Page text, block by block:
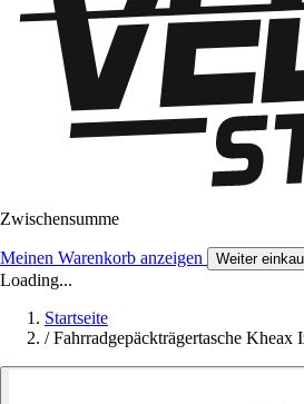
Zwischensumme
Meinen Warenkorb anzeigen Weiter
Loading...
Startseite
/ Fahrradgepäckträgertasche Kheax